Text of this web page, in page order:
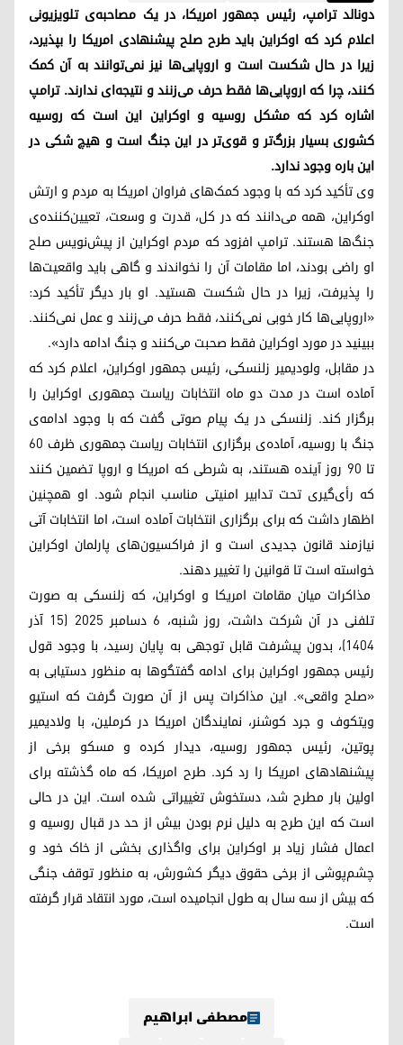
دونالد ترامپ، رئیس جمهور امریکا، در یک مصاحبه‌ی تلویزیونی
اعلام کرد که اوکراین باید طرح صلح پیشنهادی امریکا را بپذیرد،
زیرا در حال شکست است و اروپایی‌ها نیز نمی‌توانند به آن کمک
کنند، چرا که اروپایی‌ها فقط حرف می‌زنند و نتیجه‌ای ندارند. ترامپ
اشاره کرد که مشکل روسیه و اوکراین این است که روسیه
کشوری بسیار بزرگ‌تر و قوی‌تر در این جنگ است و هیچ شکی در
این باره وجود ندارد.
وی تأکید کرد که با وجود کمک‌های فراوان امریکا به مردم و ارتش
اوکراین، همه می‌دانند که در کل، قدرت و وسعت، تعیین‌کننده‌ی
جنگ‌ها هستند. ترامپ افزود که مردم اوکراین از پیش‌نویس صلح
او راضی بودند، اما مقامات آن را نخواندند و گاهی باید واقعیت‌ها
را پذیرفت، زیرا در حال شکست هستید. او بار دیگر تأکید کرد:
«اروپایی‌ها کار خوبی نمی‌کنند، فقط حرف می‌زنند و عمل نمی‌کنند.
ببینید در مورد اوکراین فقط صحبت می‌کنند و جنگ ادامه دارد».
در مقابل، ولودیمیر زلنسکی، رئیس جمهور اوکراین، اعلام کرد که
آماده است در مدت دو ماه انتخابات ریاست جمهوری اوکراین را
برگزار کند. زلنسکی در یک پیام صوتی گفت که با وجود ادامه‌ی
جنگ با روسیه، آماده‌ی برگزاری انتخابات ریاست جمهوری ظرف ۶۰
تا ۹۰ روز آینده هستند، به شرطی که امریکا و اروپا تضمین کنند
که رأی‌گیری تحت تدابیر امنیتی مناسب انجام شود. او همچنین
اظهار داشت که برای برگزاری انتخابات آماده است، اما انتخابات آتی
نیازمند قانون جدیدی است و از فراکسیون‌های پارلمان اوکراین
خواسته است تا قوانین را تغییر دهند.
مذاکرات میان مقامات امریکا و اوکراین، که زلنسکی به صورت
تلفنی در آن شرکت داشت، روز شنبه، ۶ دسامبر ۲۰۲۵ (۱۵ آذر
۱۴۰۴)، بدون پیشرفت قابل توجهی به پایان رسید، با وجود قول
رئیس جمهور اوکراین برای ادامه گفتگوها به منظور دستیابی به
«صلح واقعی». این مذاکرات پس از آن صورت گرفت که استیو
ویتکوف و جرد کوشنر، نمایندگان امریکا در کرملین، با ولادیمیر
پوتین، رئیس جمهور روسیه، دیدار کرده و مسکو برخی از
پیشنهادهای امریکا را رد کرد. طرح امریکا، که ماه گذشته برای
اولین بار مطرح شد، دستخوش تغییراتی شده است. این در حالی
است که این طرح به دلیل نرم بودن بیش از حد در قبال روسیه و
اعمال فشار زیاد بر اوکراین برای واگذاری بخشی از خاک خود و
چشم‌پوشی از برخی حقوق دیگر کشورش، به منظور توقف جنگی
که بیش از سه سال به طول انجامیده است، مورد انتقاد قرار گرفته
است.
مصطفی ابراهیم